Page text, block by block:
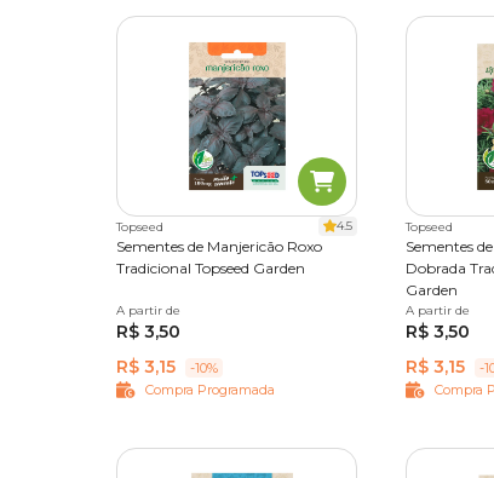
Topseed 4.5
Sementes de Manjericão Roxo
Tradicional Topseed Garden
Único
A partir de
R$ 3,50
R$ 3,15
-10%
Compra Programada
Topseed
Sementes
Dobrada
Garden
Único
A partir de
R$ 3,50
R$ 3,15
-
Compra